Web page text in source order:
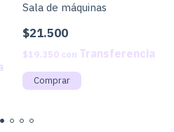
Sala de máquinas
$21.500
$19.350 con